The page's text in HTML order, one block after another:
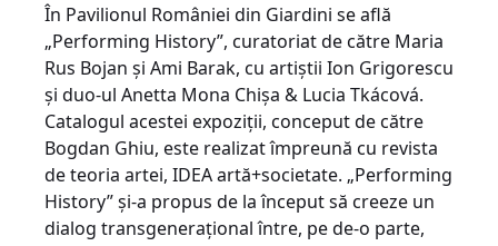
În Pavilionul României din Giardini se află
„Performing History”, curatoriat de către Maria
Rus Bojan şi Ami Barak, cu artiştii Ion Grigorescu
şi duo-ul Anetta Mona Chişa & Lucia Tkácová.
Catalogul acestei expoziţii, conceput de către
Bogdan Ghiu, este realizat împreună cu revista
de teoria artei, IDEA artă+societate. „Performing
History” şi-a propus de la început să creeze un
dialog transgeneraţional între, pe de-o parte,